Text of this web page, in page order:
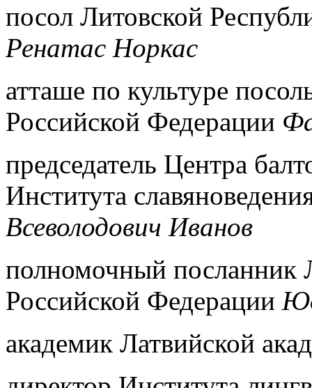
посол Литовской
Ренатас Норкас
атташе по культуре
Российской Федерации
председатель Центра
Института
Всеволодович Иванов
полномочный посланник
Российской Федерации
академик Латвийской